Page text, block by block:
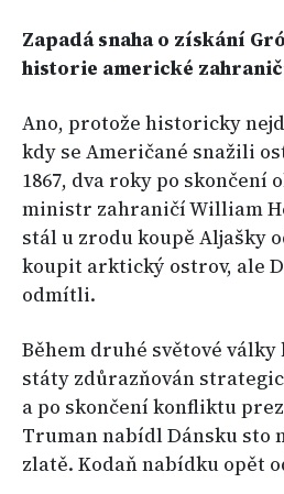
Zapadá snaha o získání
historie americké
Ano, protože historicky
kdy se Američané snažili
1867, dva roky po skončení
ministr zahraničí William
stál u zrodu koupě Aljašky
koupit arktický ostrov, ale
odmítli.
Během druhé světové války
státy zdůrazňován
a po skončení konfliktu
Truman nabídl Dánsku sto
zlatě. Kodaň nabídku opět